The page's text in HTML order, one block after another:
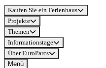
Kaufen Sie ein Ferienhaus
Projekte
Themen
Informationstage
Über EuroParcs
Menü